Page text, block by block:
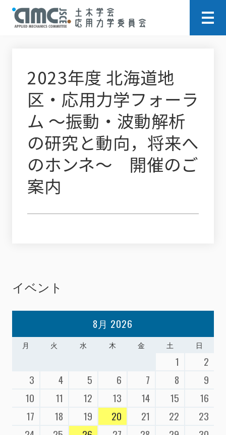
2023年度 北海道地
区・応用力学フォーラ
ム ～振動・波動解析
の研究と動向，将来へ
のホンネ～ 開催のご
案内
イベント
8月 2026
月 火 水 木 金 土 日
1
2
3
4 5 6 7 8
9
10
11 12 13 14 15
16
17
18 19 20 21 22
23